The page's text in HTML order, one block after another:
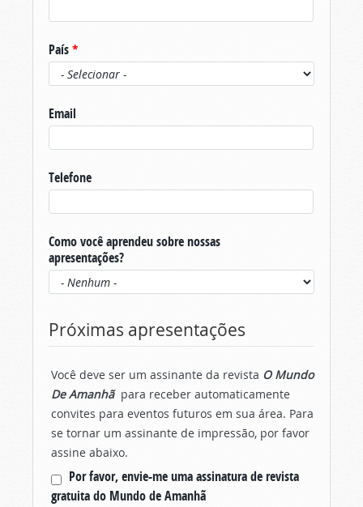
País*
Email
Telefone
Como você aprendeu sobre nossas
apresentações?
Próximas apresentações
Você deve ser um assinante da revista O Mundo
De Amanhãpara receber automaticamente
convites para eventos futuros em sua área. Para
se tornar um assinante de impressão, por favor
assine abaixo.
Por favor, envie-me uma assinatura de revista
gratuita do Mundo de Amanhã